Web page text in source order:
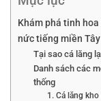
Khám phá tinh
nức tiếng miền Tây
Tại sao cá lăng
Danh sách các
thống
1. Cá lăng